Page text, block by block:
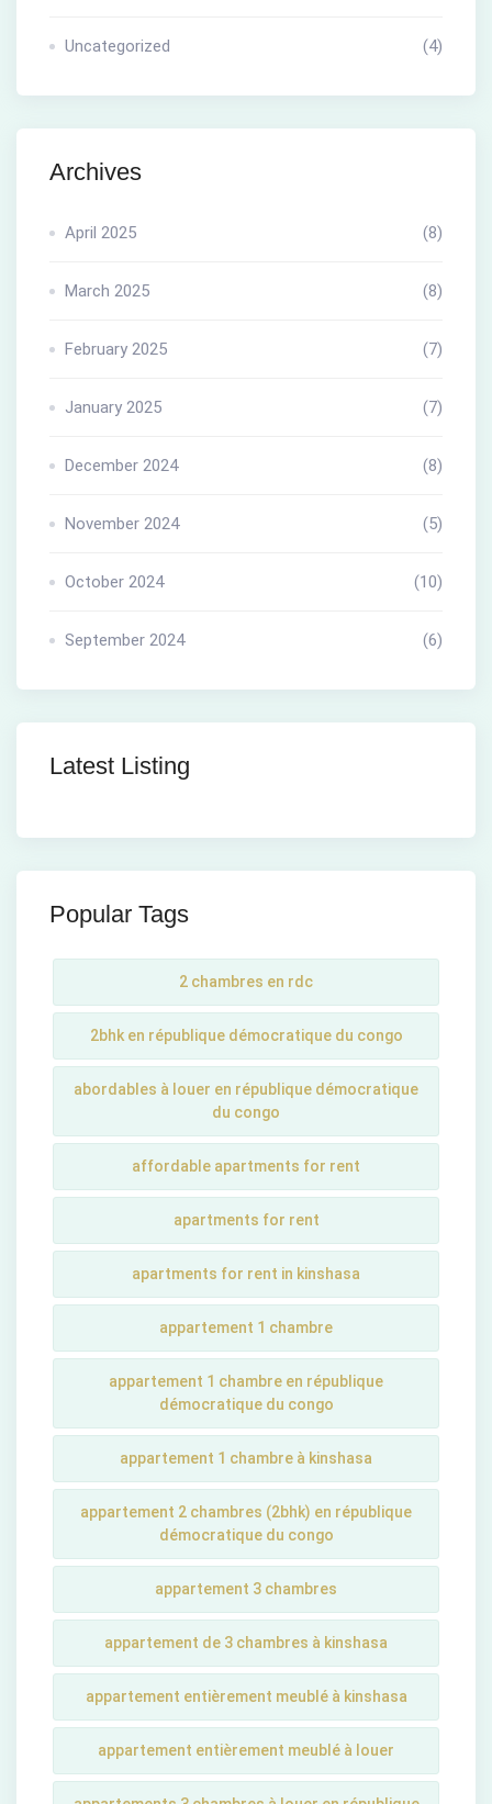
Uncategorized (4)
Archives
April 2025 (8)
March 2025 (8)
February 2025 (7)
January 2025 (7)
December 2024 (8)
November 2024 (5)
October 2024 (10)
September 2024 (6)
Latest Listing
Popular Tags
2 chambres en rdc
2bhk en république démocratique du congo
abordables à louer en république démocratique
du congo
affordable apartments for rent
apartments for rent
apartments for rent in kinshasa
appartement 1 chambre
appartement 1 chambre en république
démocratique du congo
appartement 1 chambre à kinshasa
appartement 2 chambres (2bhk) en république
démocratique du congo
appartement 3 chambres
appartement de 3 chambres à kinshasa
appartement entièrement meublé à kinshasa
appartement entièrement meublé à louer